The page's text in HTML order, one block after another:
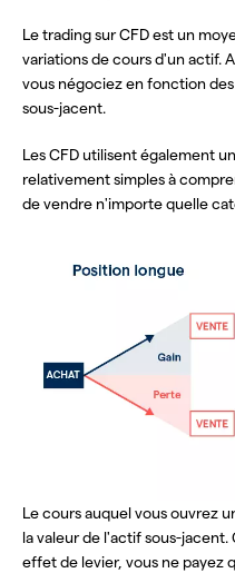
Le trading sur CFD est un
variations de cours d'un actif.
vous négociez en fonction
sous-jacent.
Les CFD utilisent également
relativement simples à
de vendre n'importe quelle
Le cours auquel vous ouvrez
la valeur de l'actif sous-
effet de levier, vous ne payez